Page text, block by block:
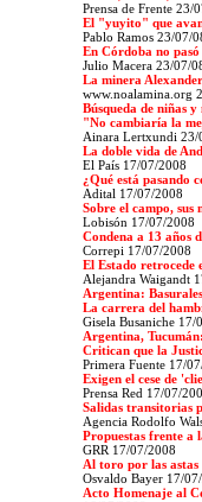
Prensa de Frente 23/
El "yuyito" que
Pablo Ramos 23/07/
En Córdoba no
Julio Macera 23/07/
La minera
www.noalamina.org
Búsqueda de niñas
"No cambiaría la
Ainara Lertxundi 23/
La doble vida de
El País 17/07/2008
¿Qué está pasando
Adital 17/07/2008
Sobre el campo, sus
Lobisón 17/07/2008
Condena a 13 años
Correpi 17/07/2008
El Estado retrocede
Alejandra Waigandt
Argentina:
La carrera del
Gisela Busaniche 17/
Argentina,
Critican que la
Primera Fuente 17/
Exigen el cese de
Prensa Red 17/07/
Salidas transitorias
Agencia Rodolfo
Propuestas frente a
GRR 17/07/2008
Al toro por las astas
Osvaldo Bayer 17/
Acto Homenaje al